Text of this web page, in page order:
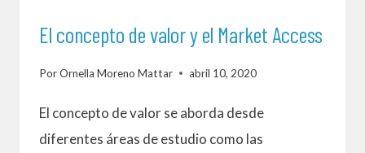
El concepto de valor y el Market Access
PorOrnella Moreno Mattar abril 10, 2020
El concepto de valor se aborda desde
diferentes áreas de estudio como las